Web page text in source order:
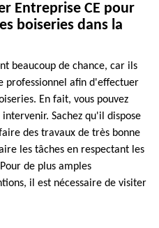
Entreprise CE pour
boiseries dans la
beaucoup de chance, car ils
professionnel afin d'effectuer
En fait, vous pouvez
Sachez qu'il dispose
des travaux de très bonne
les tâches en respectant les
de plus amples
il est nécessaire de visiter